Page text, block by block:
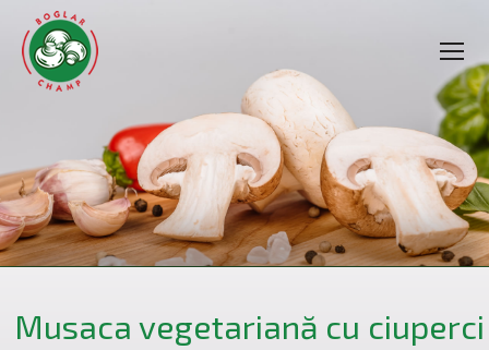
Musaca vegetariană cu ciuperci